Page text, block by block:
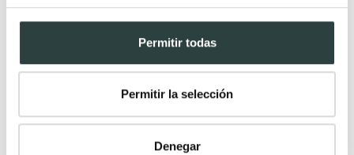
Permitir todas
Permitir la selección
Denegar